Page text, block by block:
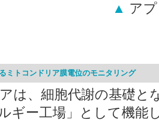
▲ ア
ミトコンドリア膜電位のモニタリング
は、細胞代謝の基礎と
ギー工場」として機能